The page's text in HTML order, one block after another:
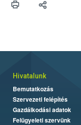
Hivatalunk
Bemutatkozás
Szervezeti felépítés
Gazdálkodási adatok
Felügyeleti szervünk